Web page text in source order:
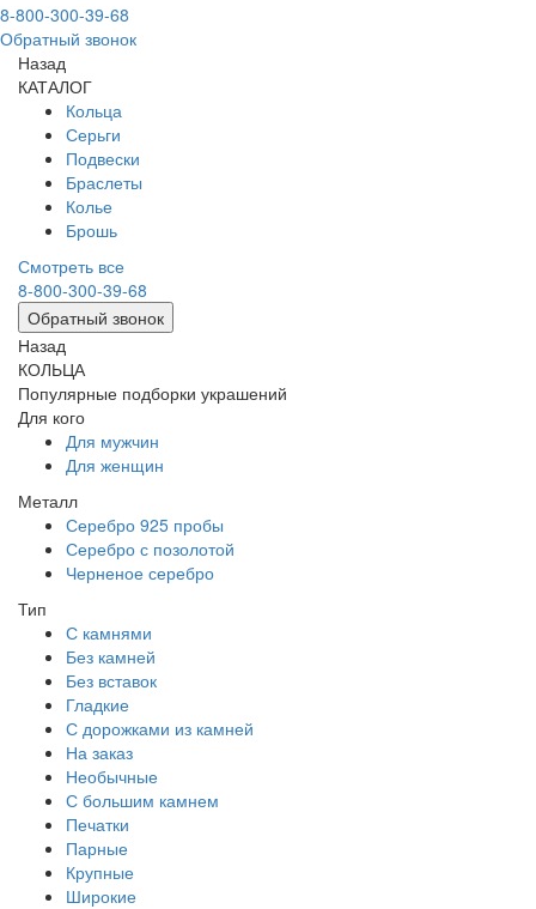
8-800-300-39-68
Обратный звонок
Назад
КАТАЛОГ
Кольца
Серьги
Подвески
Браслеты
Колье
Брошь
Смотреть все
8-800-300-39-68
Обратный звонок
Назад
КОЛЬЦА
Популярные подборки украшений
Для кого
Для мужчин
Для женщин
Металл
Серебро 925 пробы
Серебро с позолотой
Черненое серебро
Тип
С камнями
Без камней
Без вставок
Гладкие
С дорожками из камней
На заказ
Необычные
С большим камнем
Печатки
Парные
Крупные
Широкие